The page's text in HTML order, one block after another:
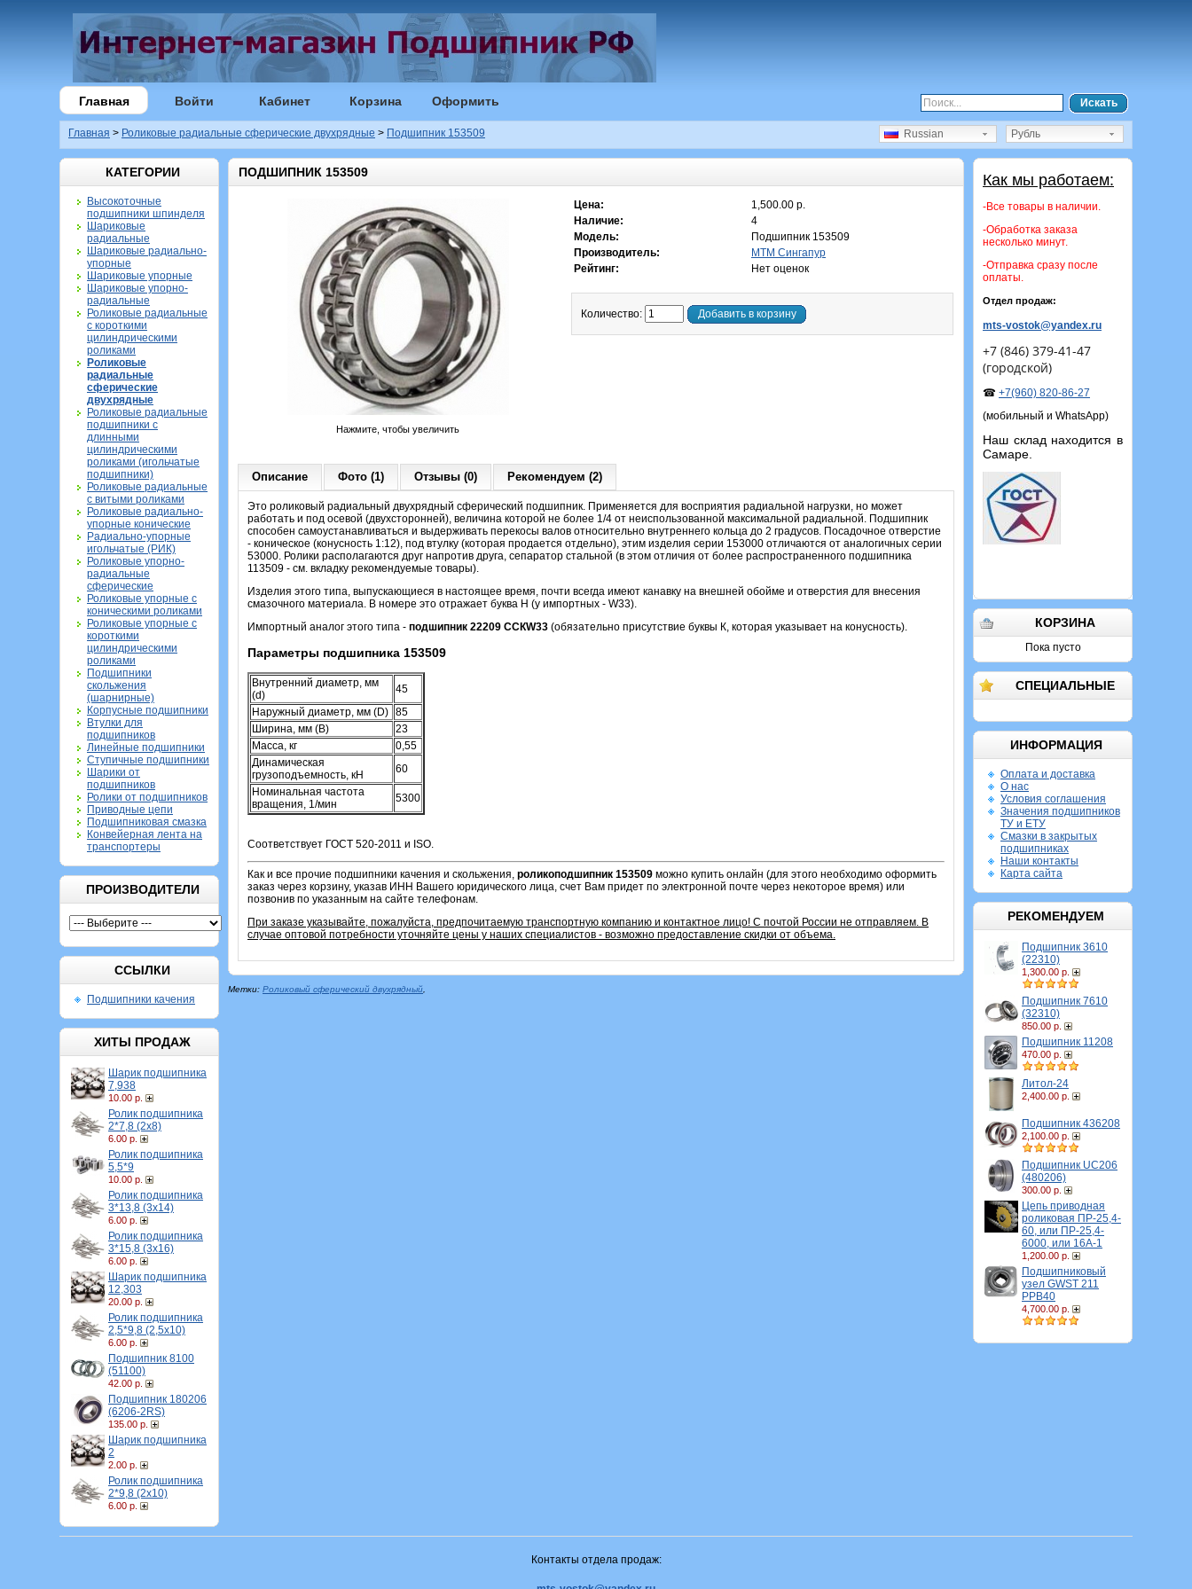
Главная Войти Кабинет Корзина Оформить Искать
Главная > Роликовые радиальные сферические двухрядные > Подшипник 153509 Рубль
Russian
КАТЕГОРИИ
Высокоточные
подшипники шпинделя
Шариковые
радиальные
Шариковые радиально-
упорные
Шариковые упорные
Шариковые упорно-
радиальные
Роликовые радиальные
с короткими
цилиндрическими
роликами
Роликовые
радиальные
сферические
двухрядные
Роликовые радиальные
подшипники с
длинными
цилиндрическими
роликами (игольчатые
подшипники)
Роликовые радиальные
с витыми роликами
Роликовые радиально-
упорные конические
Радиально-упорные
игольчатые (РИК)
Роликовые упорно-
радиальные
сферические
Роликовые упорные с
коническими роликами
Роликовые упорные с
короткими
цилиндрическими
роликами
Подшипники
скольжения
(шарнирные)
Корпусные подшипники
Втулки для
подшипников
Линейные подшипники
Ступичные подшипники
Шарики от
подшипников
Ролики от подшипников
Приводные цепи
Подшипниковая смазка
Конвейерная лента на
транспортеры
ПРОИЗВОДИТЕЛИ
ССЫЛКИ
Подшипники качения
ХИТЫ ПРОДАЖ
Шарик подшипника
7,938
10.00 р.
Ролик подшипника
2*7,8 (2х8)
6.00 р.
Ролик подшипника
5,5*9
10.00 р.
Ролик подшипника
3*13,8 (3х14)
6.00 р.
Ролик подшипника
3*15,8 (3х16)
6.00 р.
Шарик подшипника
12,303
20.00 р.
Ролик подшипника
2,5*9,8 (2,5х10)
6.00 р.
Подшипник 8100
(51100)
42.00 р.
Подшипник 180206
(6206-2RS)
135.00 р.
Шарик подшипника
2
2.00 р.
Ролик подшипника
2*9,8 (2х10)
6.00 р.
Как мы работаем:
-Все товары в наличии.
-Обработка заказа
несколько минут.
-Отправка сразу после
оплаты.
Отдел продаж:
mts-vostok@yandex.ru
+7 (846) 379-41-47
(городской)
☎ +7(960) 820-86-27
(мобильный и WhatsApp)
Наш склад находится в
Самаре.
КОРЗИНА
Пока пусто
СПЕЦИАЛЬНЫЕ
ИНФОРМАЦИЯ
Оплата и доставка
О нас
Условия соглашения
Значения подшипников
ТУ и ЕТУ
Смазки в закрытых
подшипниках
Наши контакты
Карта сайта
РЕКОМЕНДУЕМ
Подшипник 3610
(22310)
1,300.00 р.
Подшипник 7610
(32310)
850.00 р.
Подшипник 11208
470.00 р.
Литол-24
2,400.00 р.
Подшипник 436208
2,100.00 р.
Подшипник UC206
(480206)
300.00 р.
Цепь приводная
роликовая ПР-25,4-
60, или ПР-25,4-
6000, или 16A-1
1,200.00 р.
Подшипниковый
узел GWST 211
PPB40
4,700.00 р.
ПОДШИПНИК 153509
Нажмите, чтобы увеличить
Цена:
1,500.00 р.
Наличие:
4
Модель:
Подшипник 153509
Производитель:
MTM Сингапур
Рейтинг:
Нет оценок
Количество: Добавить в корзину
Описание Фото (1) Отзывы (0) Рекомендуем (2)
Это роликовый радиальный двухрядный сферический подшипник. Применяется для восприятия радиальной нагрузки, но может
работать и под осевой (двухсторонней), величина которой не более 1/4 от неиспользованной максимальной радиальной. Подшипник
способен самоустанавливаться и выдерживать перекосы валов относительно внутреннего кольца до 2 градусов. Посадочное отверстие
- коническое (конусность 1:12), под втулку (которая продается отдельно), этим изделия серии 153000 отличаются от аналогичных серии
53000. Ролики располагаются друг напротив друга, сепаратор стальной (в этом отличия от более распространенного подшипника
113509 - см. вкладку рекомендуемые товары).
Изделия этого типа, выпускающиеся в настоящее время, почти всегда имеют канавку на внешней обойме и отверстия для внесения
смазочного материала. В номере это отражает буква Н (у импортных - W33).
Импортный аналог этого типа - подшипник 22209 CCКW33 (обязательно присутствие буквы К, которая указывает на конусность).
Параметры подшипника 153509
Внутренний диаметр, мм
(d)
45
Наружный диаметр, мм (D) 85
Ширина, мм (B)
23
Масса, кг
0,55
Динамическая
грузоподъемность, кН
60
Номинальная частота
вращения, 1/мин
5300
Соответствует ГОСТ 520-2011 и ISO.
Как и все прочие подшипники качения и скольжения, роликоподшипник 153509 можно купить онлайн (для этого необходимо оформить
заказ через корзину, указав ИНН Вашего юридического лица, счет Вам придет по электронной почте через некоторое время) или
позвонив по указанным на сайте телефонам.
При заказе указывайте, пожалуйста, предпочитаемую транспортную компанию и контактное лицо! С почтой России не отправляем. В
случае оптовой потребности уточняйте цены у наших специалистов - возможно предоставление скидки от объема.
Метки: Роликовый сферический двухрядный
Контакты отдела продаж: